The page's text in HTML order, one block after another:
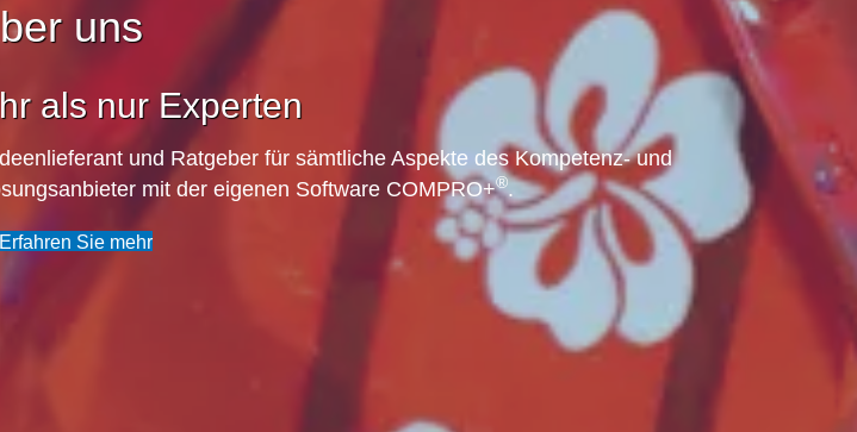
uns
als nur Experten
und Ratgeber für sämtliche Aspekte des Kompetenz- und
mit der eigenen Software COMPRO+®.
Erfahren Sie mehr